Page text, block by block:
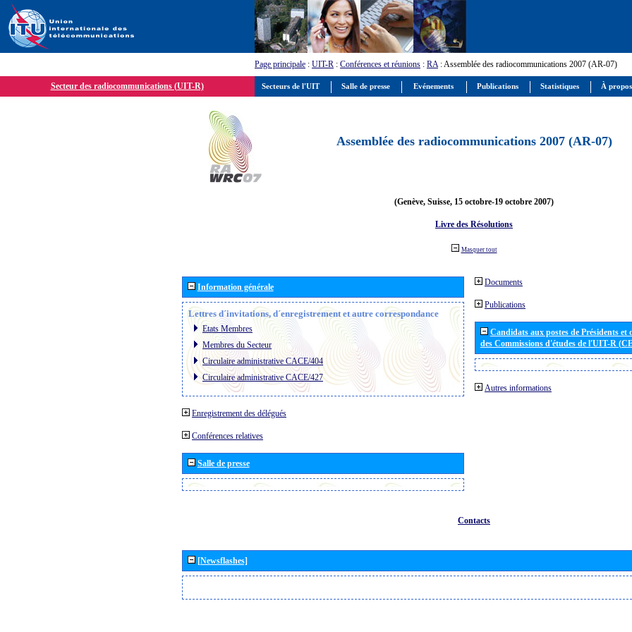
Page principale : UIT-R : Conférences et réunions : RA: Assemblée des radiocommunications 2007 (AR-07)
Secteur des radiocommunications (UIT-R)
Assemblée des radiocommunications 2007 (AR-07)
(Genève, Suisse, 15 octobre-19 octobre 2007)
Livre des Résolutions
Masquer tout
Information générale
Lettres d´invitations, d´enregistrement et autre correspondance
Etats Membres
Membres du Secteur
Circulaire administrative CACE/404
Circulaire administrative CACE/427
Enregistrement des délégués
Conférences relatives
Salle de presse
Documents
Publications
Candidats aux postes de Présidents et
des Commissions d'études de l'UIT-R
Autres informations
Contacts
[Newsflashes]
Secteurs de l'UIT Salle de presse Evénements Publications Statistiques À